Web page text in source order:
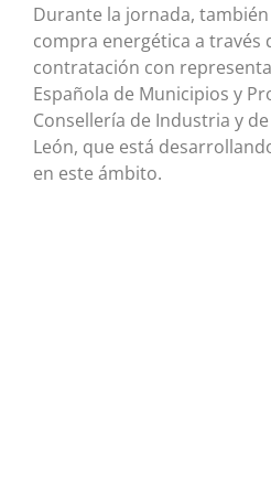
Durante la jornada,
compra energética a través
contratación con
Española de Municipios y
Consellería de Industria y
León, que está
en este ámbito.